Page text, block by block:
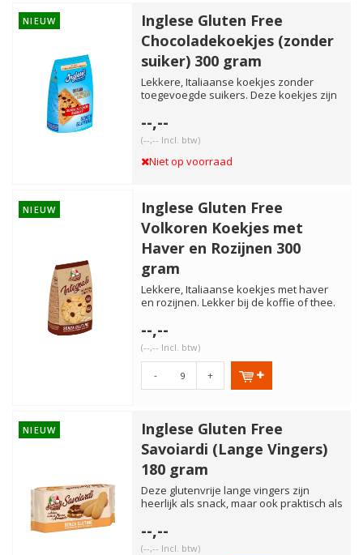
NIEUW
Inglese Gluten Free
Chocoladekoekjes (zonder
suiker) 300 gram
Lekkere, Italiaanse koekjes zonder
toegevoegde suikers. Deze koekjes zijn
--,--
(--,-- Incl. btw)
Niet op voorraad
NIEUW
Inglese Gluten Free
Volkoren Koekjes met
Haver en Rozijnen 300
gram
Lekkere, Italiaanse koekjes met haver
en rozijnen. Lekker bij de koffie of thee.
--,--
(--,-- Incl. btw)
- +
NIEUW
Inglese Gluten Free
Savoiardi (Lange Vingers)
180 gram
Deze glutenvrije lange vingers zijn
heerlijk als snack, maar ook praktisch als
--,--
(--,-- Incl. btw)